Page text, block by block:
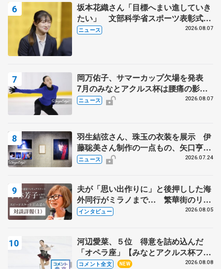
坂本花織さん「目標へまい進していき
たい」 文部科学省スポーツ表彰式で
代表謝辞
ニュース 2026.08.07
岡万佑子、サマーカップ欠場を発表
7月のみなとアクルス杯は腰痛の影響
で
ニュース 2026.08.07
羽生結弦さん、珠玉の衣装を展示 伊
藤聡美さん制作の一点もの、矢口亨さ
んが撮影
ニュース 2026.07.24
夫が「思い出作りに」と後押しした海
外同行がミラノまで… 繁華街のリン
クでは不良のお兄さんも味方に 小林
インタビュー 2026.08.05
河辺愛菜、５位 得意を詰め込んだ
「オペラ座」【みなとアクルス杯フリ
ー】
コメント全文 NEW 2026.08.08